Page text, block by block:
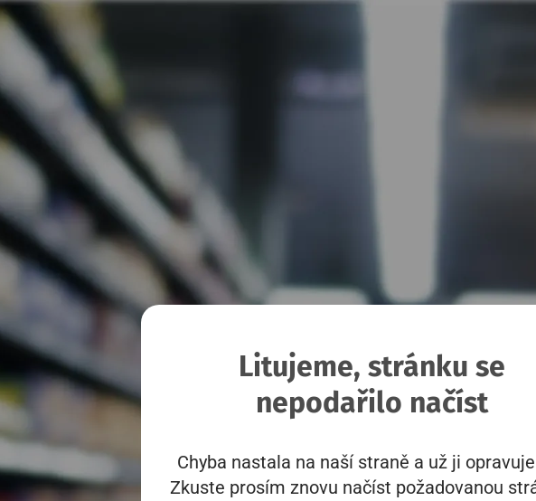
Litujeme, stránku se
nepodařilo načíst
Chyba nastala na naší straně a už ji
Zkuste prosím znovu načíst požadovanou